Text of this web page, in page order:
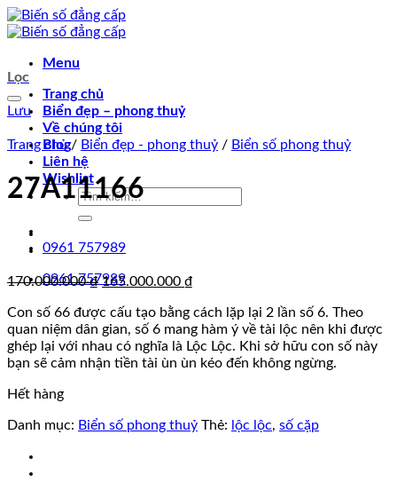
Chuyển
đến
dung
Menu
Trang chủ
Biển đẹp – phong thuỷ
Về chúng tôi
Blog
Liên hệ
Wishlist
Tìm
0961 757989
0961 757989
Lọc
Lưu
Trang chủ / Biển đẹp - phong thuỷ / Biển số phong thuỷ
27A11166
170.000.000₫ Giá
là:
170.000.000 ₫.
165.000.000 ₫
tại
là:
165.000.000 ₫.
Con số 66 được cấu tạo bằng cách lặp lại 2 lần số 6. Theo
quan niệm dân gian, số 6 mang hàm ý về tài lộc nên khi được
ghép lại với nhau có nghĩa là Lộc Lộc. Khi sở hữu con số này
bạn sẽ cảm nhận tiền tài ùn ùn kéo đến không ngừng.
Hết hàng
Danh mục: Biển số phong thuỷ Thẻ: lộc lộc, số cặp